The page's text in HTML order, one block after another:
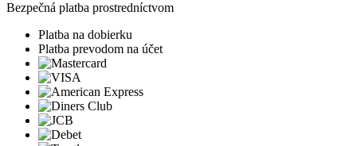
Bezpečná platba prostredníctvom
Platba na dobierku
Platba prevodom na účet